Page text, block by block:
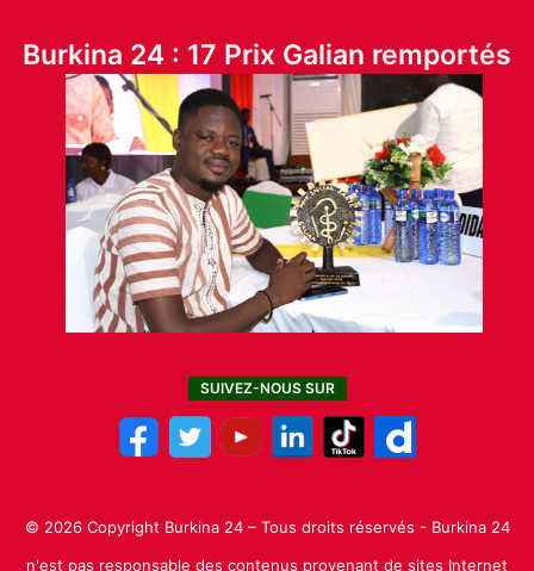
Burkina 24 : 17 Prix Galian remportés
SUIVEZ-NOUS SUR
© 2026 Copyright Burkina 24 – Tous droits réservés - Burkina 24
n'est pas responsable des contenus provenant de sites Internet